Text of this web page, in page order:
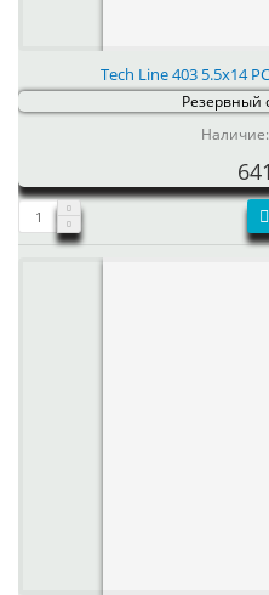
Tech Line 403 5.5x14
Резервный
Наличие: